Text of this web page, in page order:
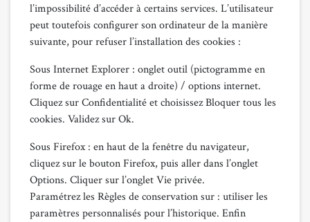
l’impossibilité d’accéder à certains services. L’utilisateur
peut toutefois configurer son ordinateur de la manière
suivante, pour refuser l’installation des cookies :
Sous Internet Explorer : onglet outil (pictogramme en
forme de rouage en haut a droite) / options internet.
Cliquez sur Confidentialité et choisissez Bloquer tous les
cookies. Validez sur Ok.
Sous Firefox : en haut de la fenêtre du navigateur,
cliquez sur le bouton Firefox, puis aller dans l’onglet
Options. Cliquer sur l’onglet Vie privée.
Paramétrez les Règles de conservation sur : utiliser les
paramètres personnalisés pour l’historique. Enfin